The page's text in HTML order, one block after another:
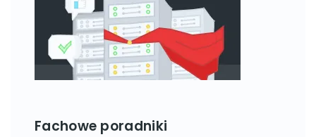
Fachowe poradniki